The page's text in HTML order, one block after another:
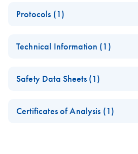
Handbook - (EN)
coat, cultured cells
Protocols (1)
from clotted blood
DNA Kit
Technical Information (1)
DNA Stability
Safety Data Sheets (1)
Certificates of Analysis (1)